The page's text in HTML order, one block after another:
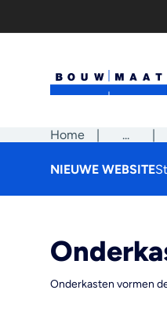
Home | ...
Pad
|
NIEUWE WEBSITE
Onderkasten vormen